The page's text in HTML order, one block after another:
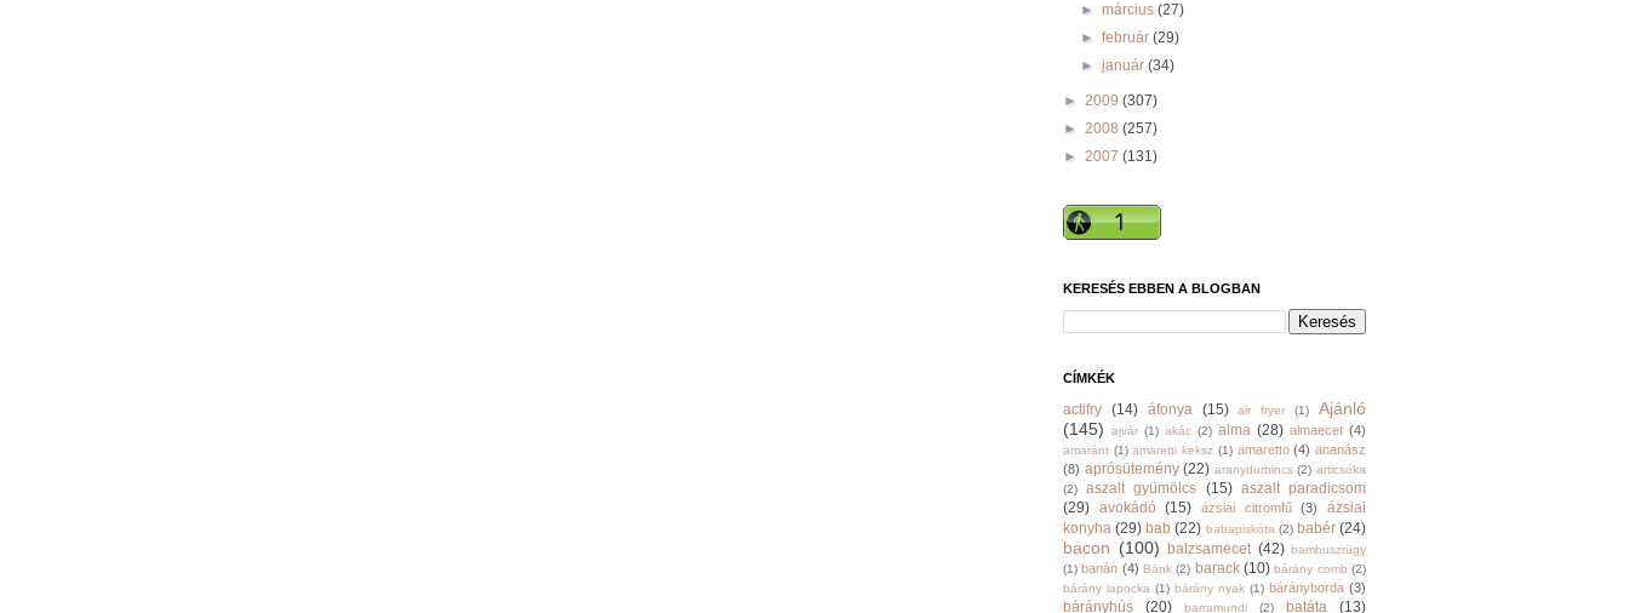
►március(27)
►február(29)
►január(34)
► 2009 (307)
► 2008 (257)
► 2007 (131)
KERESÉS EBBEN A BLOGBAN
CÍMKÉK
actifry (14) áfonya (15) air fryer (1)
Ajánló
(145)
ajvár (1) akác (2) alma (28) almaecet (4)
amaránt (1) amaretti keksz (1) amaretto (4) ananász
(8) aprósütemény (22) aranydurbincs (2) articsóka
(2)
aszalt gyümölcs (15) aszalt paradicsom
(29) avokádó (15) ázsiai citromfű (3)
ázsiai
konyha (29) bab (22) babapiskóta (2) babér (24)
bacon (100) balzsamecet (42) bambuszrügy
(1) banán (4) Bánk (2) barack (10) bárány comb (2)
bárány lapocka (1) bárány nyak (1) bárányborda (3)
bárányhús (20) barramundi (2) batáta (13)